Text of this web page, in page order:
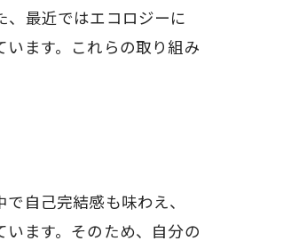
最近ではエコロジーに
ます。これらの取り組み
自己完結感も味わえ、
ます。そのため、自分の